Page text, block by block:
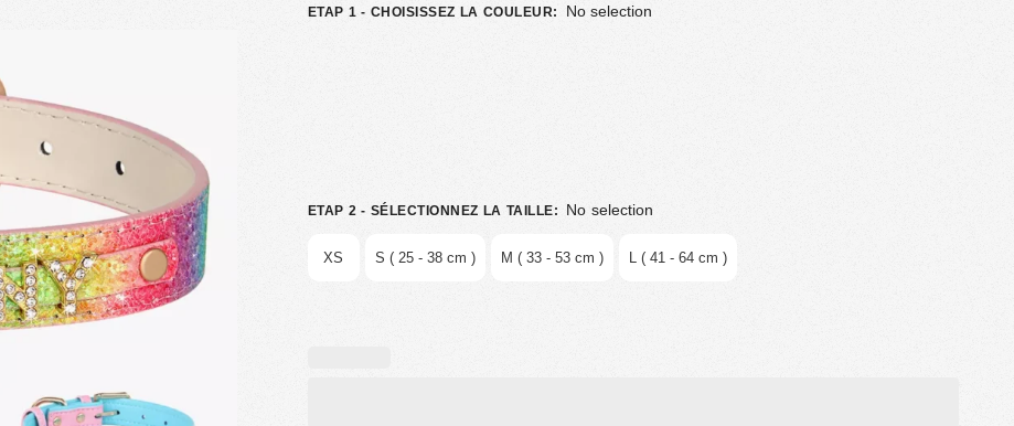
ETAP 1 - CHOISISSEZ LA COULEUR: No selection
ETAP 2 - SÉLECTIONNEZ LA TAILLE: No selection
XS S ( 25 - 38 cm ) M ( 33 - 53 cm ) L ( 41 - 64 cm )